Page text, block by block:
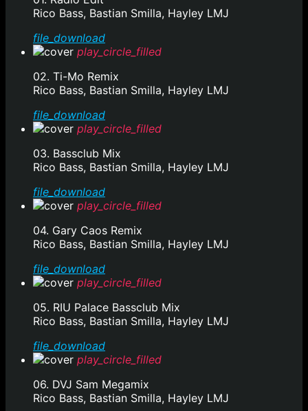
Rico Bass, Bastian Smilla, Hayley LMJ
file_download
play_circle_filled
02. Ti-Mo Remix
Rico Bass, Bastian Smilla, Hayley LMJ
file_download
play_circle_filled
03. Bassclub Mix
Rico Bass, Bastian Smilla, Hayley LMJ
file_download
play_circle_filled
04. Gary Caos Remix
Rico Bass, Bastian Smilla, Hayley LMJ
file_download
play_circle_filled
05. RIU Palace Bassclub Mix
Rico Bass, Bastian Smilla, Hayley LMJ
file_download
play_circle_filled
06. DVJ Sam Megamix
Rico Bass, Bastian Smilla, Hayley LMJ